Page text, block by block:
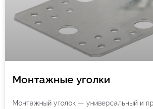
Монтажные уголки
Монтажный уголок — универсальный и